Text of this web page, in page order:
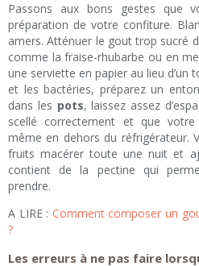
Passons aux bons gestes que
préparation de votre confiture.
amers. Atténuer le gout trop sucré
comme la fraise-rhubarbe ou en
une serviette en papier au lieu d’un
et les bactéries, préparez un
dans les pots, laissez assez
scellé correctement et que
même en dehors du réfrigérateur.
fruits macérer toute une nuit et
contient de la pectine qui
prendre.
A LIRE : Comment composer un
?
Les erreurs à ne pas faire